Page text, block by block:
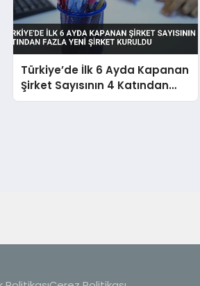
Türkiye’de İlk 6 Ayda Kapanan
Şirket Sayısının 4 Katından
Fazla Yeni Şirket Kuruldu